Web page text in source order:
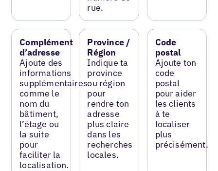
rue.
Complément
d’adresse
Ajoute des
informations
supplémentaires
comme le
nom du
bâtiment,
l’étage ou
la suite
pour
faciliter la
localisation.
Province /
Région
Indique ta
province
ou région
pour
rendre ton
adresse
plus claire
dans les
recherches
locales.
Code
postal
Ajoute ton
code
postal
pour aider
les clients
à te
localiser
plus
précisément.